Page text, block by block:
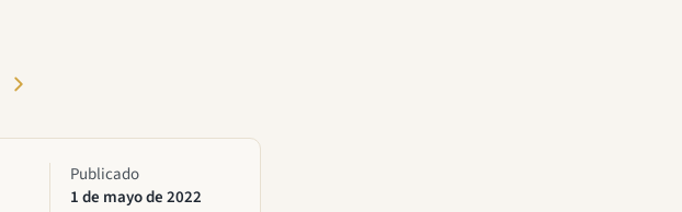
Publicado
1 de mayo de 2022